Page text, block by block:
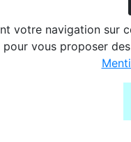
votre navigation sur
pour vous proposer